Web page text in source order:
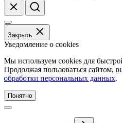
Закрыть
Уведомление о cookies
Мы используем cookies для
Продолжая пользоваться сайтом,
обработки персональных данных.
Понятно